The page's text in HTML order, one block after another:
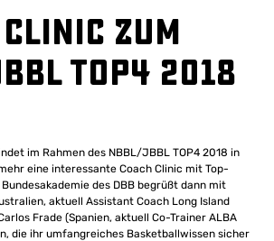
zum
TOP4 2018
im Rahmen des NBBL/JBBL TOP4 2018 in
eine interessante Coach Clinic mit Top-
des DBB begrüßt dann mit
aktuell Assistant Coach Long Island
Frade (Spanien, aktuell Co-Trainer ALBA
die ihr umfangreiches Basketballwissen sicher